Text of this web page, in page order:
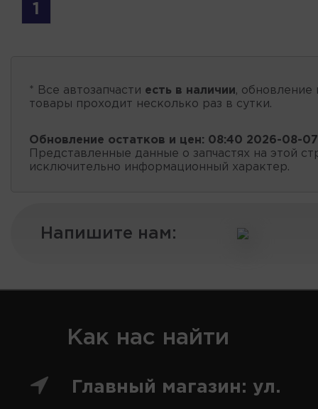
1
* Все автозапчасти есть в наличии, обновление
товары проходит несколько раз в сутки.
Обновление остатков и цен: 08:40 2026-08-07
Представленные данные о запчастях на этой
исключительно информационный характер.
Напишите нам:
Как нас найти
Главный магазин: ул.